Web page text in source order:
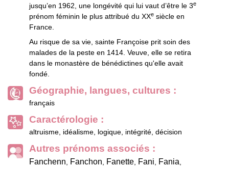
jusqu’en 1962, une longévité qui lui vaut d’être le 3e
prénom féminin le plus attribué du XXe siècle en
France.
Au risque de sa vie, sainte Françoise prit soin des
malades de la peste en 1414. Veuve, elle se retira
dans le monastère de bénédictines qu'elle avait
fondé.
Géographie, langues, cultures :
français
Caractérologie :
altruisme, idéalisme, logique, intégrité, décision
Autres prénoms associés :
Fanchenn, Fanchon, Fanette, Fani, Fania,